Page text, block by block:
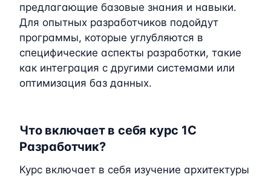
предлагающие базовые знания и навыки.
Для опытных разработчиков подойдут
программы, которые углубляются в
специфические аспекты разработки, такие
как интеграция с другими системами или
оптимизация баз данных.
Что включает в себя курс 1C
Разработчик?
Курс включает в себя изучение архитектуры